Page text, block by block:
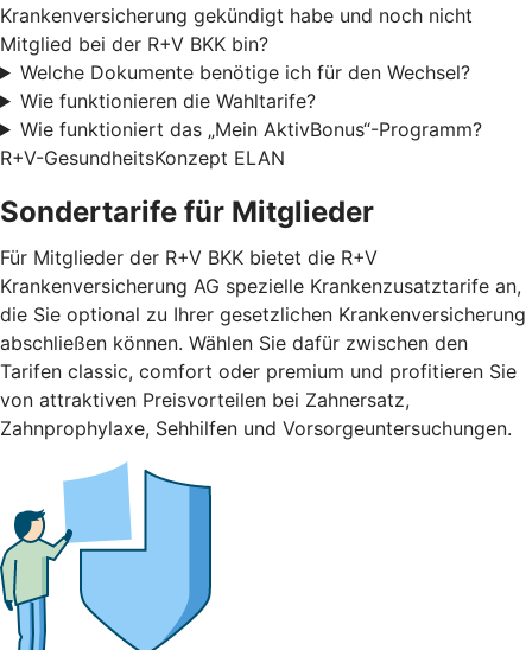
Krankenversicherung gekündigt habe und noch nicht
Mitglied bei der R+V BKK bin?
Welche Dokumente benötige ich für den Wechsel?
Wie funktionieren die Wahltarife?
Wie funktioniert das „Mein AktivBonus“-Programm?
R+V-GesundheitsKonzept ELAN
Sondertarife für Mitglieder
Für Mitglieder der R+V BKK bietet die R+V
Krankenversicherung AG spezielle Krankenzusatztarife an,
die Sie optional zu Ihrer gesetzlichen Krankenversicherung
abschließen können. Wählen Sie dafür zwischen den
Tarifen classic, comfort oder premium und profitieren Sie
von attraktiven Preisvorteilen bei Zahnersatz,
Zahnprophylaxe, Sehhilfen und Vorsorgeuntersuchungen.